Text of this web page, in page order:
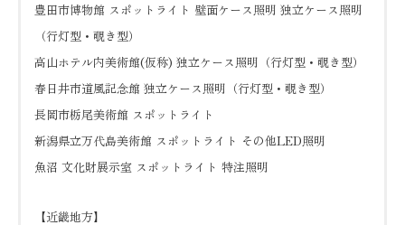
豊田市博物館 スポットライト 壁面ケース照明 独立ケース照明
（行灯型・覗き型）
高山ホテル内美術館(仮称) 独立ケース照明（行灯型・覗き型）
春日井市道風記念館 独立ケース照明（行灯型・覗き型）
長岡市栃尾美術館 スポットライト
新潟県立万代島美術館 スポットライト その他LED照明
魚沼 文化財展示室 スポットライト 特注照明
【近畿地方】